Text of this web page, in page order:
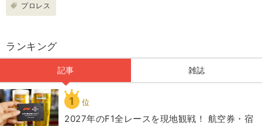
プロレス
ランキング
記事 雑誌
1 位
2027年のF1全レースを現地観戦！ 航空券・宿